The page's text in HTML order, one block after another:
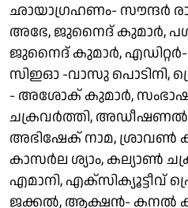
ഛായാഗ്രഹണം- സൗന്ദർ
അഭേ, ജുനൈദ് കുമാർ,
ജുനൈദ് കുമാർ,
സിഇഓ -വാസു
- അശോക് കുമാർ,
ചക്രവർത്തി,
അഭിഷേക് നാമ, ശ്രാവൺ
കാസർല ശ്യാം, കല്യാൺ
എമാനി, എക്സിക്യൂട്ടീവ്
ജക്കൽ, ആക്ഷൻ- കനൽ